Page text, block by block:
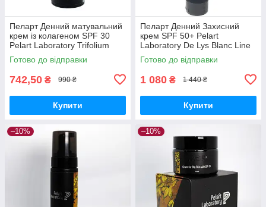
Пеларт Денний матувальний
крем із колагеном SPF 30
Pelart Laboratory Trifolium
Pretense Line Collagen
Matting Day Cream Spf 30
Готово до відправки
742,50 ₴ 990 ₴
Купити
Пеларт Денний Захисний
крем SPF 50+ Pelart
Laboratory De Lys Blanc Line
UV PROTECTOR SPF 50+,
100 мл
Готово до відправки
1 080 ₴ 1 440 ₴
Купити
–10% –10%